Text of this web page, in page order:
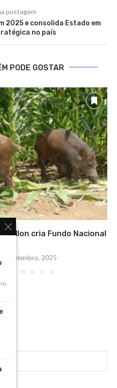
postagem
2025 e consolida Estado em
no país
PODE GOSTAR
Pollon cria Fundo Nacional
22 setembro, 2025